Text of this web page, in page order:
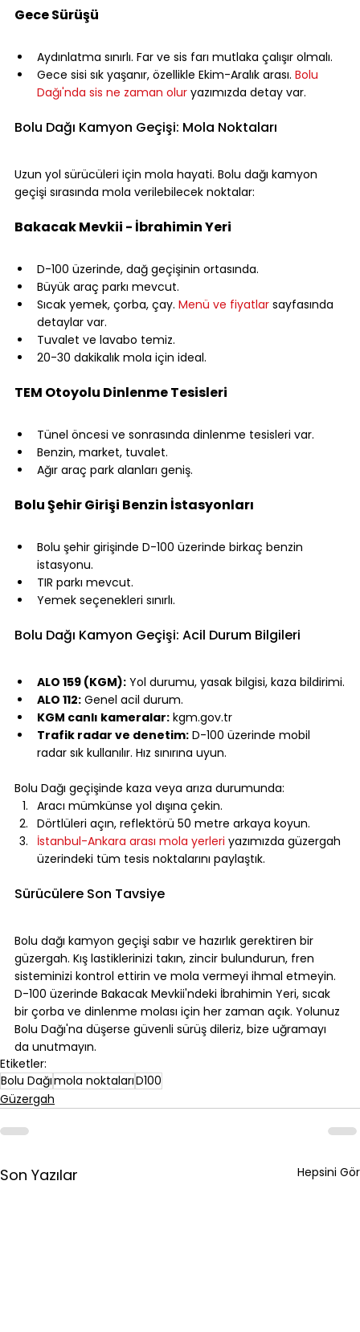
Gece Sürüşü
Aydınlatma sınırlı. Far ve sis farı mutlaka çalışır olmalı.
Gece sisi sık yaşanır, özellikle Ekim-Aralık arası. Bolu
Dağı'nda sis ne zaman olur yazımızda detay var.
Bolu Dağı Kamyon Geçişi: Mola Noktaları
Uzun yol sürücüleri için mola hayati. Bolu dağı kamyon
geçişi sırasında mola verilebilecek noktalar:
Bakacak Mevkii - İbrahimin Yeri
D-100 üzerinde, dağ geçişinin ortasında.
Büyük araç parkı mevcut.
Sıcak yemek, çorba, çay. Menü ve fiyatlar sayfasında
detaylar var.
Tuvalet ve lavabo temiz.
20-30 dakikalık mola için ideal.
TEM Otoyolu Dinlenme Tesisleri
Tünel öncesi ve sonrasında dinlenme tesisleri var.
Benzin, market, tuvalet.
Ağır araç park alanları geniş.
Bolu Şehir Girişi Benzin İstasyonları
Bolu şehir girişinde D-100 üzerinde birkaç benzin
istasyonu.
TIR parkı mevcut.
Yemek seçenekleri sınırlı.
Bolu Dağı Kamyon Geçişi: Acil Durum Bilgileri
ALO 159 (KGM): Yol durumu, yasak bilgisi, kaza bildirimi.
ALO 112: Genel acil durum.
KGM canlı kameralar: kgm.gov.tr
Trafik radar ve denetim: D-100 üzerinde mobil
radar sık kullanılır. Hız sınırına uyun.
Bolu Dağı geçişinde kaza veya arıza durumunda:
Aracı mümkünse yol dışına çekin.
Dörtlüleri açın, reflektörü 50 metre arkaya koyun.
İstanbul-Ankara arası mola yerleri yazımızda güzergah
üzerindeki tüm tesis noktalarını paylaştık.
Sürücülere Son Tavsiye
Bolu dağı kamyon geçişi sabır ve hazırlık gerektiren bir
güzergah. Kış lastiklerinizi takın, zincir bulundurun, fren
sisteminizi kontrol ettirin ve mola vermeyi ihmal etmeyin.
D-100 üzerinde Bakacak Mevkii'ndeki İbrahimin Yeri, sıcak
bir çorba ve dinlenme molası için her zaman açık. Yolunuz
Bolu Dağı'na düşerse güvenli sürüş dileriz, bize uğramayı
da unutmayın.
Etiketler:
Bolu Dağımola noktalarıD100
Güzergah
Son Yazılar Hepsini Gör